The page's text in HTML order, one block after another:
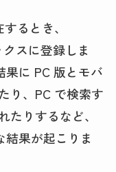
るとき、
スに登録しま
に PC 版とモバ
り、PC で検索す
たりするなど、
果が起こりま